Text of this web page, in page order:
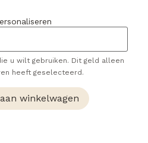
u wilt gebruiken. Dit geld alleen
heeft geselecteerd.
winkelwagen